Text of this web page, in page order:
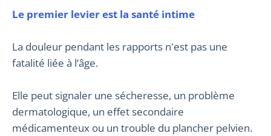
Le premier levier est la santé intime
La douleur pendant les rapports n'est pas une
fatalité liée à l’âge.
Elle peut signaler une sécheresse, un problème
dermatologique, un effet secondaire
médicamenteux ou un trouble du plancher pelvien.